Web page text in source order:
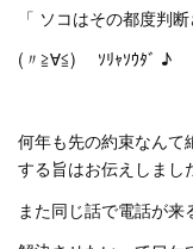
「 ソコはその都度判
(〃≧∀≦)ゞ ｿﾘｬｿｳﾀﾞ ♪
何年も先の約束なんて
する旨はお伝えしまし
また同じ話で電話が来